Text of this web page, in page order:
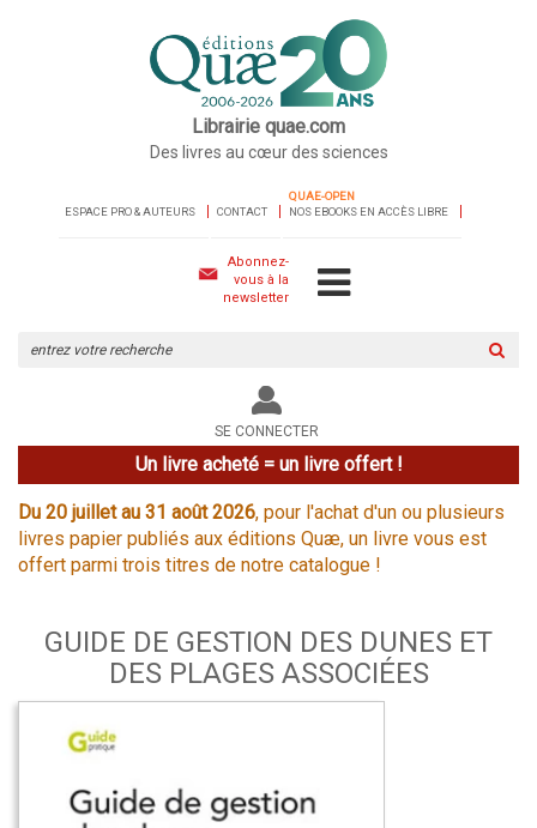
Librairie quae.com
Des livres au cœur des sciences
ESPACE PRO & AUTEURS CONTACT
QUAE-OPEN
NOS EBOOKS EN ACCÈS LIBRE
Abonnez-
vous à la
newsletter
le
site
SE CONNECTER
Un livre acheté = un livre offert !
Du 20 juillet au 31 août 2026, pour l'achat d'un ou plusieurs
livres papier publiés aux éditions Quæ, un livre vous est
offert parmi trois titres de notre catalogue !
GUIDE DE GESTION DES DUNES ET
DES PLAGES ASSOCIÉES